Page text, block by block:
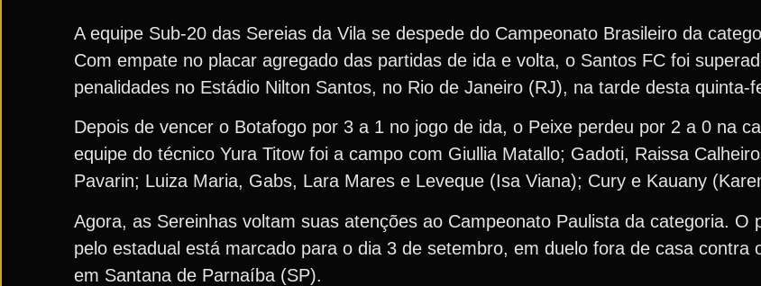
A equipe Sub-20 das Sereias da Vila se despede do Campeonato Brasileiro da
Com empate no placar agregado das partidas de ida e volta, o Santos FC foi
penalidades no Estádio Nilton Santos, no Rio de Janeiro (RJ), na tarde desta quinta-
Depois de vencer o Botafogo por 3 a 1 no jogo de ida, o Peixe perdeu por 2 a 0 na
equipe do técnico Yura Titow foi a campo com Giullia Matallo; Gadoti, Raissa
Pavarin; Luiza Maria, Gabs, Lara Mares e Leveque (Isa Viana); Cury e Kauany
Agora, as Sereinhas voltam suas atenções ao Campeonato Paulista da categoria. O
pelo estadual está marcado para o dia 3 de setembro, em duelo fora de casa contra
em Santana de Parnaíba (SP).